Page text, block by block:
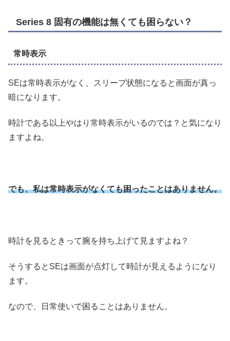
Series 8 固有の機能は無くても困らない？
常時表示
SEは常時表示がなく、スリープ状態になると画面が真っ
暗になります。
時計である以上やはり常時表示がいるのでは？と気になり
ますよね。
でも、私は常時表示がなくても困ったことはありません。
時計を見るときって腕を持ち上げて見ますよね？
そうするとSEは画面が点灯して時計が見えるようになり
ます。
なので、日常使いで困ることはありません。